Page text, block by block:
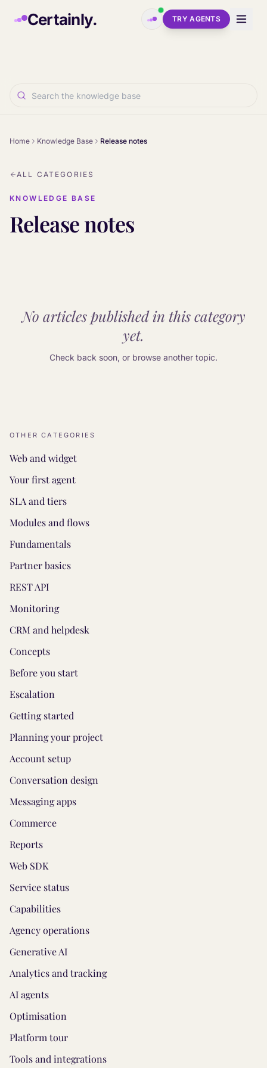
Certainly. TRY AGENTS
Home Knowledge Base Release notes
ALL CATEGORIES
KNOWLEDGE BASE
Release notes
No articles published in this category
yet.
Check back soon, or browse another topic.
OTHER CATEGORIES
Web and widget
Your first agent
SLA and tiers
Modules and flows
Fundamentals
Partner basics
REST API
Monitoring
CRM and helpdesk
Concepts
Before you start
Escalation
Getting started
Planning your project
Account setup
Conversation design
Messaging apps
Commerce
Reports
Web SDK
Service status
Capabilities
Agency operations
Generative AI
Analytics and tracking
AI agents
Optimisation
Platform tour
Tools and integrations